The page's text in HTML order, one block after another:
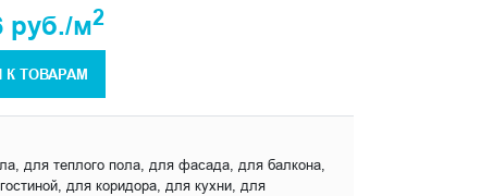
руб./м2
К ТОВАРАМ
для теплого пола, для фасада, для балкона,
для коридора, для кухни, для